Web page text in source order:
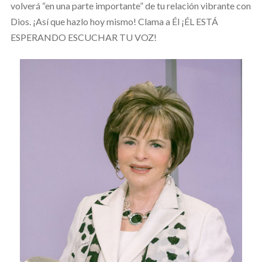
volverá “en una parte importante” de tu relación vibrante con
Dios. ¡Así que hazlo hoy mismo! Clama a Él ¡ÉL ESTÁ
ESPERANDO ESCUCHAR TU VOZ!